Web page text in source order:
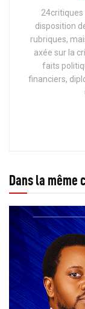
24critiques
disposition
rubriques,
axée sur la
faits
financiers,
Dans la même